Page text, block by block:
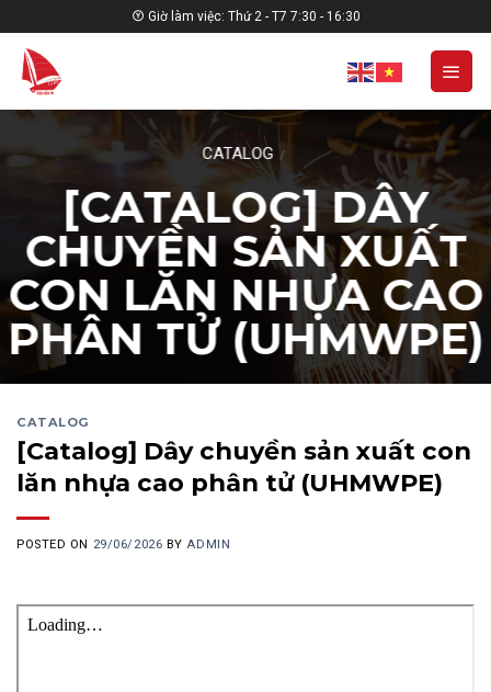
to
content
Giờ làm việc: Thứ 2 - T7 7:30 - 16:30
CATALOG /
[CATALOG] DÂY
CHUYỀN SẢN XUẤT
CON LĂN NHỰA CAO
PHÂN TỬ (UHMWPE)
CATALOG
[Catalog] Dây chuyền sản xuất con
lăn nhựa cao phân tử (UHMWPE)
POSTED ON 29/06/2026 BY ADMIN